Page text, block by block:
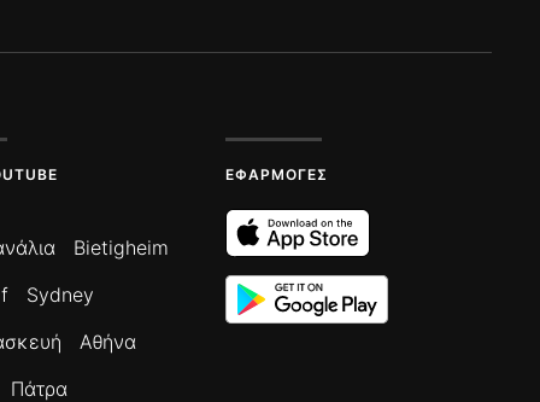
Bietigheim
Sydney
Αθήνα
Πάτρα
ΕΦΑΡΜΟΓΈΣ